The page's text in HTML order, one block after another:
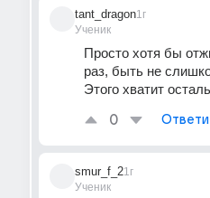
tant_dragon
Ученик
1г
Просто хотя бы
раз, быть не
Этого хватит
0
smur_f_2
Ученик
1г